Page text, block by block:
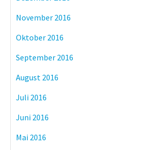
November 2016
Oktober 2016
September 2016
August 2016
Juli 2016
Juni 2016
Mai 2016